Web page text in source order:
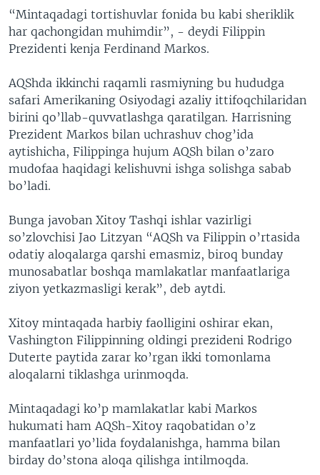
“Mintaqadagi tortishuvlar fonida bu kabi sheriklik
har qachongidan muhimdir”, - deydi Filippin
Prezidenti kenja Ferdinand Markos.
AQShda ikkinchi raqamli rasmiyning bu hududga
safari Amerikaning Osiyodagi azaliy ittifoqchilaridan
birini qo’llab-quvvatlashga qaratilgan. Harrisning
Prezident Markos bilan uchrashuv chog’ida
aytishicha, Filippinga hujum AQSh bilan o’zaro
mudofaa haqidagi kelishuvni ishga solishga sabab
bo’ladi.
Bunga javoban Xitoy Tashqi ishlar vazirligi
so’zlovchisi Jao Litzyan “AQSh va Filippin o’rtasida
odatiy aloqalarga qarshi emasmiz, biroq bunday
munosabatlar boshqa mamlakatlar manfaatlariga
ziyon yetkazmasligi kerak”, deb aytdi.
Xitoy mintaqada harbiy faolligini oshirar ekan,
Vashington Filippinning oldingi prezideni Rodrigo
Duterte paytida zarar ko’rgan ikki tomonlama
aloqalarni tiklashga urinmoqda.
Mintaqadagi ko’p mamlakatlar kabi Markos
hukumati ham AQSh-Xitoy raqobatidan o’z
manfaatlari yo’lida foydalanishga, hamma bilan
birday do’stona aloqa qilishga intilmoqda.